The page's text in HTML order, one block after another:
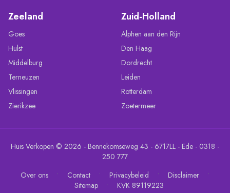
Zeeland
Goes
Hulst
Middelburg
Terneuzen
Vlissingen
Zierikzee
Zuid-Holland
Alphen aan den Rijn
Den Haag
Dordrecht
Leiden
Rotterdam
Zoetermeer
Huis Verkopen © 2026 - Bennekomseweg 43 - 6717LL - Ede - 0318 -
250 777
Over ons
• Contact • Privacybeleid • Disclaimer •
Sitemap • KVK 89119223